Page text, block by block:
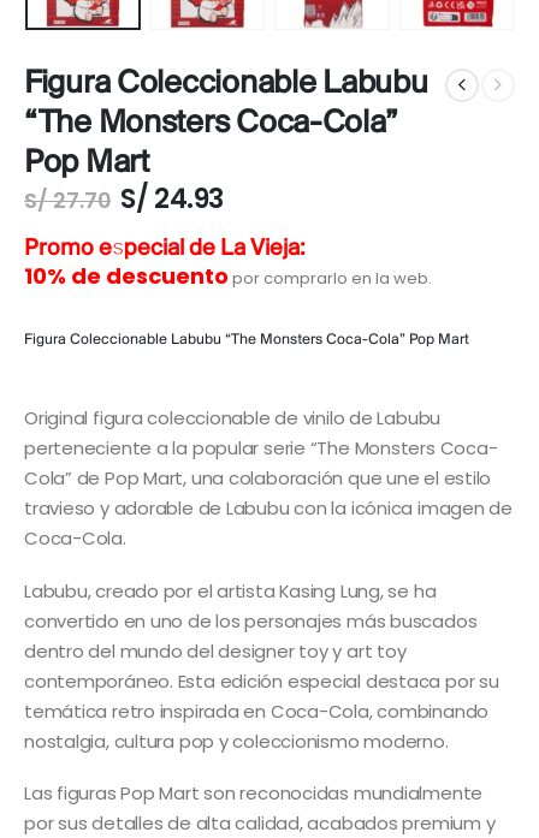
Figura Coleccionable Labubu
“The Monsters Coca-Cola”
Pop Mart
S/27.70 S/ 24.93
Promo especial de La Vieja:
10% de descuento por comprarlo en la web.
Figura Coleccionable Labubu “The Monsters Coca-Cola” Pop Mart
Original figura coleccionable de vinilo de Labubu
perteneciente a la popular serie “The Monsters Coca-
Cola” de Pop Mart, una colaboración que une el estilo
travieso y adorable de Labubu con la icónica imagen de
Coca-Cola.
Labubu, creado por el artista Kasing Lung, se ha
convertido en uno de los personajes más buscados
dentro del mundo del designer toy y art toy
contemporáneo. Esta edición especial destaca por su
temática retro inspirada en Coca-Cola, combinando
nostalgia, cultura pop y coleccionismo moderno.
Las figuras Pop Mart son reconocidas mundialmente
por sus detalles de alta calidad, acabados premium y